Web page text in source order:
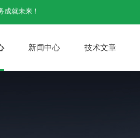
成就未来！
新闻中心 技术文章